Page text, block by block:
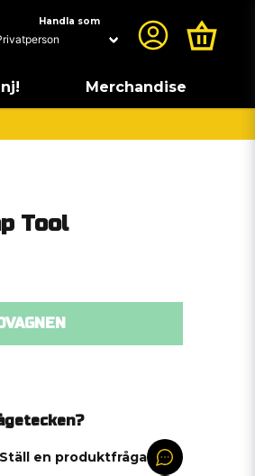
Handla som
Merchandise
Tool
Ställ en produktfråga